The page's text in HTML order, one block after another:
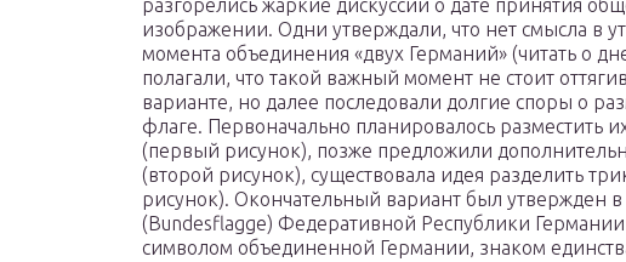
разгорелись жаркие дискуссии о дате принятия
изображении. Одни утверждали, что нет смысла в
момента объединения «двух Германий» (читать о
полагали, что такой важный момент не стоит
варианте, но далее последовали долгие споры о
флаге. Первоначально планировалось разместить
(первый рисунок), позже предложили
(второй рисунок), существовала идея разделить
рисунок). Окончательный вариант был утвержден в
(Bundesflagge) Федеративной Республики Германии
символом объединенной Германии, знаком